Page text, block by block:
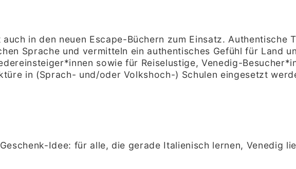
in den neuen Escape-Büchern zum Einsatz. Authentische
Sprache und vermitteln ein authentisches Gefühl für Land
sowie für Reiselustige, Venedig-
in (Sprach- und/oder Volkshoch-) Schulen eingesetzt
Idee: für alle, die gerade Italienisch lernen, Venedig